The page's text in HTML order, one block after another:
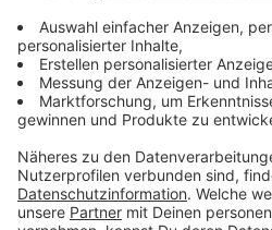
Video-Service
Wir verwenden
Drittanbieters, um
einzubetten.
sammeln. Bitte
Details durch und
Nutzung des